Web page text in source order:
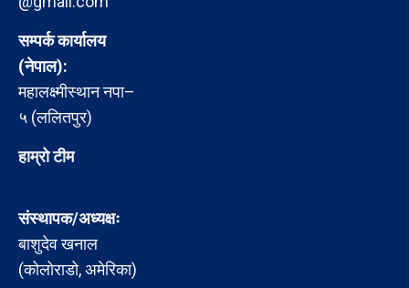
सम्पर्क कार्यालय
(नेपाल):
महालक्ष्मीस्थान नपा–
५ (ललितपुर)
हाम्रो टीम
संस्थापक/अध्यक्षः
बाशुदेव खनाल
(कोलोराडो, अमेरिका)